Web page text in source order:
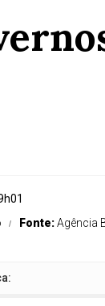
Fonte:Agência